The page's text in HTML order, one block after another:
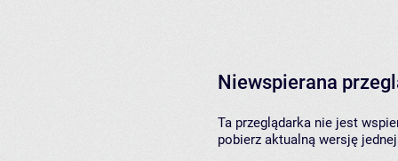
Niewspierana
Ta przeglądarka nie jest
pobierz aktualną wersję